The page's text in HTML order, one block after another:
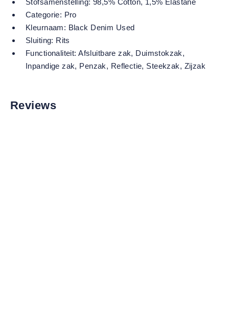
Categorie: Pro
Kleurnaam: Black Denim Used
Sluiting: Rits
Functionaliteit:Afsluitbare zak, Duimstokzak,
Inpandige zak, Penzak, Reflectie, Steekzak, Zijzak
Reviews